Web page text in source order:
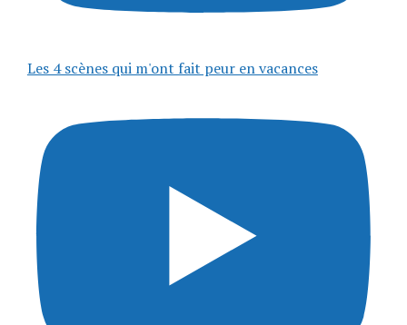
Les 4 scènes qui m'ont fait peur en vacances